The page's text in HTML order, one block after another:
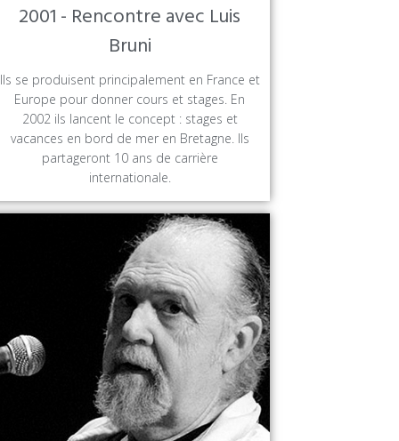
2001 - Rencontre avec Luis
Bruni
Ils se produisent principalement en France et
Europe pour donner cours et stages. En
2002 ils lancent le concept : stages et
vacances en bord de mer en Bretagne. Ils
partageront 10 ans de carrière
internationale.